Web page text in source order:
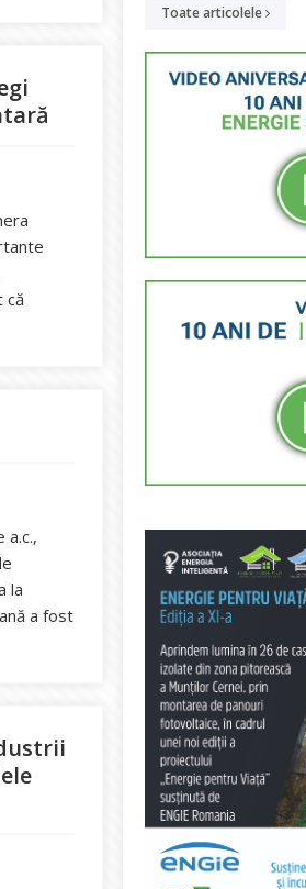
că
așteptați să voteze noile legi
a.c.,
la
a fost
hartă a radonului pentru România
Toate articolele